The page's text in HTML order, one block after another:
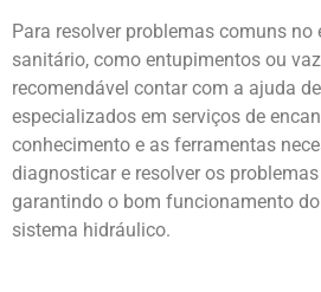
Para resolver problemas comuns
sanitário, como entupimentos ou
recomendável contar com a ajuda
especializados em serviços de
conhecimento e as ferramentas
diagnosticar e resolver os
garantindo o bom funcionamento
sistema hidráulico.